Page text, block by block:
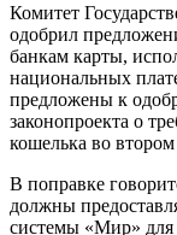
Комитет
одобрил
банкам карты,
национальных
предложены к
законопроекта о
кошелька во
В поправке
должны
системы «Мир» для